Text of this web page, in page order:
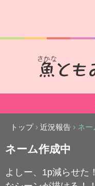
トップ › 近況報告 › ネー
ネーム作成中
よしー、1p減らせた